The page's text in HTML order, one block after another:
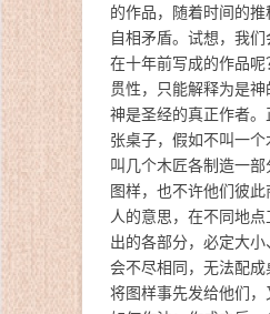
的作品，随着时间的
自相矛盾。试想，我
在十年前写成的作品
贯性，只能解释为是神
神是圣经的真正作者
张桌子，假如不叫一
叫几个木匠各制造一
图样，也不许他们彼
人的意思，在不同地
出的各部分，必定大
会不尽相同，无法配
将图样事先发给他们